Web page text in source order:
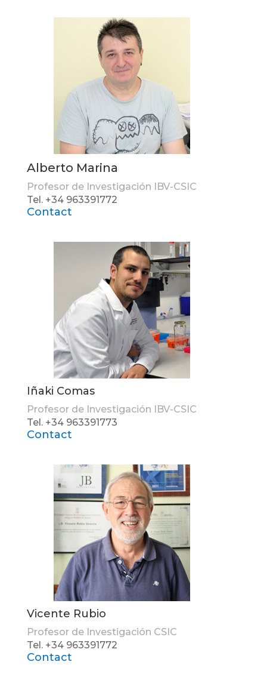
Alberto Marina
Profesor de Investigación IBV-CSIC
Tel. +34 963391772
Contact
Iñaki Comas
Profesor de Investigación IBV-CSIC
Tel. +34 963391773
Contact
Vicente Rubio
Profesor de Investigación CSIC
Tel. +34 963391772
Contact